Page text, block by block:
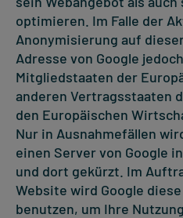
optimieren. Im Falle der
Anonymisierung auf
Adresse von Google
Mitgliedstaaten der
anderen Vertragsstaaten
den Europäischen
Nur in Ausnahmefällen
einen Server von Google
und dort gekürzt. Im
Website wird Google
benutzen, um Ihre